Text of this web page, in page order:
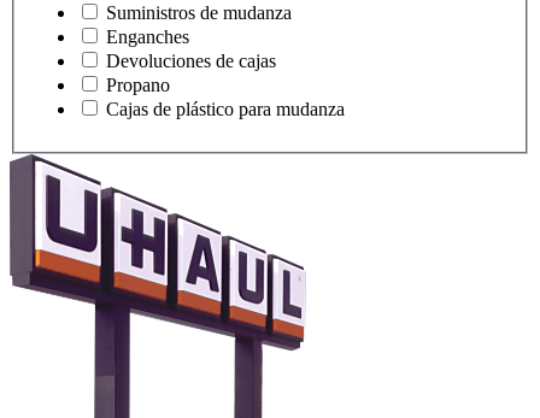
Suministros de mudanza
Enganches
Devoluciones de cajas
Propano
Cajas de plástico para mudanza